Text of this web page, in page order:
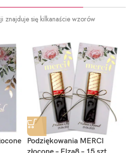
znajduje się kilkanaście wzorów
Podziękowania MERCI